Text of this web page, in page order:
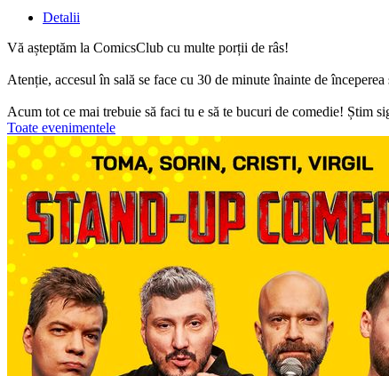
Detalii
Vă așteptăm la ComicsClub cu multe porții de râs!
Atenție, accesul în sală se face cu 30 de minute înainte de
Acum tot ce mai trebuie să faci tu e să te bucuri de comedie! Știm
Toate evenimentele